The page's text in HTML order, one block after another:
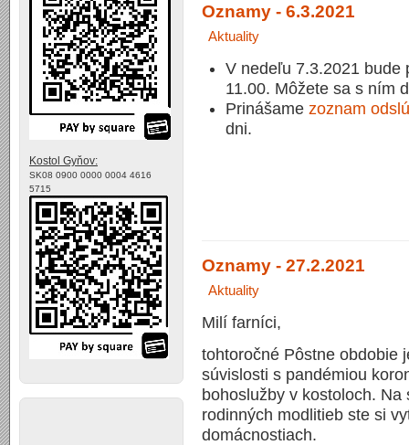
Oznamy - 6.3.2021
Aktuality
V nedeľu 7.3.2021 bude
11.00. Môžete sa s ním
Prinášamezoznam
dni.
Oznamy - 27.2.2021
Aktuality
Milí farníci,
tohtoročné Pôstne obdobie
súvislosti s pandémiou
bohoslužby v kostoloch.
rodinných modlitieb ste si
domácnostiach.
Kostol Gyňov:
SK08 0900 0000 0004 4616
5715